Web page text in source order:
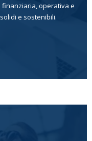
operativa e
e sostenibili.